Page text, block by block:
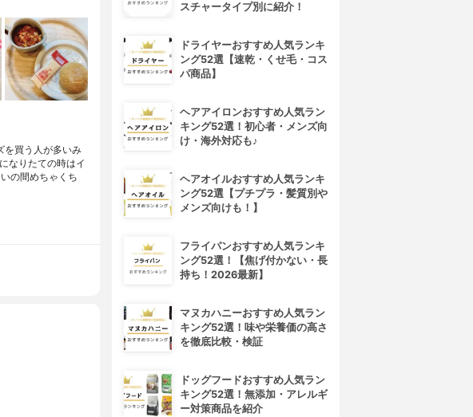
を買う人が多いみ
なりたての時はイ
の間めちゃくち
スチャータイプ別に紹介！
ドライヤーおすすめ人気ランキ
ング52選【速乾・くせ毛・コス
パ商品】
ヘアアイロンおすすめ人気ラン
キング52選！初心者・メンズ向
け・海外対応も♪
ヘアオイルおすすめ人気ランキ
ング52選【プチプラ・髪質別や
メンズ向けも！】
フライパンおすすめ人気ランキ
ング52選！【焦げ付かない・長
持ち！2026最新】
マヌカハニーおすすめ人気ラン
キング52選！味や栄養価の高さ
を徹底比較・検証
ドッグフードおすすめ人気ラン
キング52選！無添加・アレルギ
ー対策商品を紹介